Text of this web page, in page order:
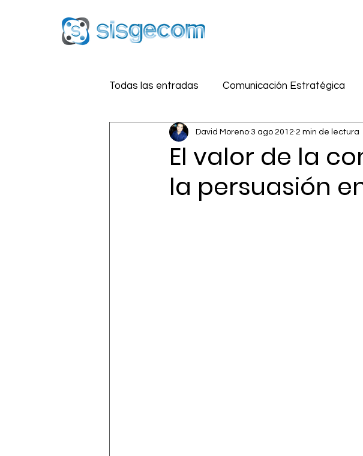
Todas las entradas Comunicación Estratégica
Reputación Digital Estrategia digital
Medios Sociales Seguridad en la información
El valor de la
la persuasión
David Moreno 3 ago 2012 2 min de lectura